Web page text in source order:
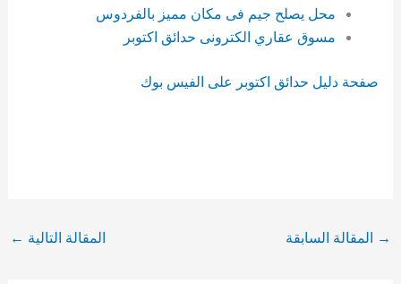
محل يصلح جيم فى مكان مميز بالفردوس
مسوق عقاري الكترونى حدائق اكتوبر
صفحة دليل حدائق اكتوبر على الفيس بوك
→ المقالة السابقة المقالة التالية ←